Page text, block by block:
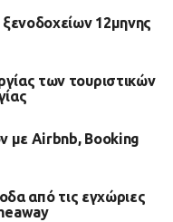
12μηνης
των τουριστικών
με Airbnb, Booking
από τις εγχώριες